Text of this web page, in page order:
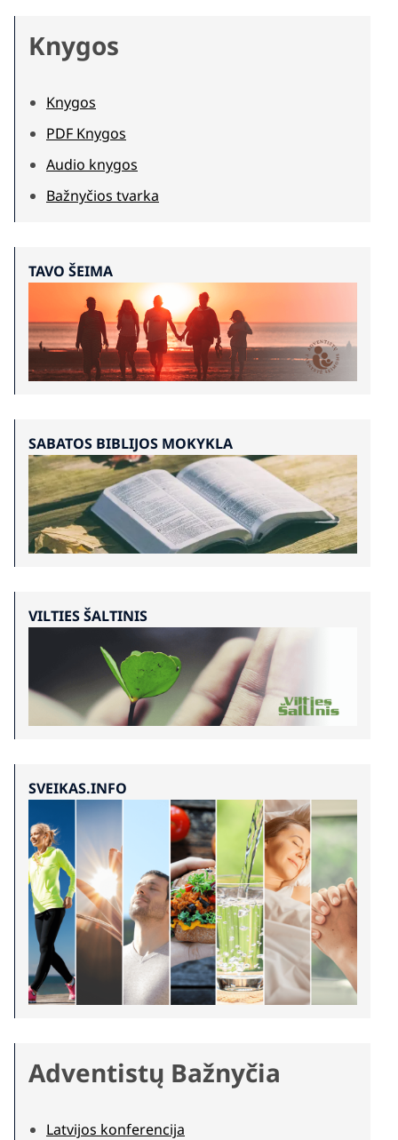
Knygos
Knygos
PDF Knygos
Audio knygos
Bažnyčios tvarka
TAVO ŠEIMA
SABATOS BIBLIJOS MOKYKLA
VILTIES ŠALTINIS
SVEIKAS.INFO
Adventistų Bažnyčia
Latvijos konferencija